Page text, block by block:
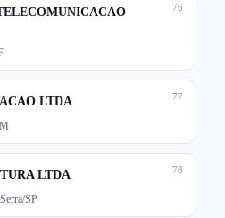
76
77
LTDA
78
LTDA
SP